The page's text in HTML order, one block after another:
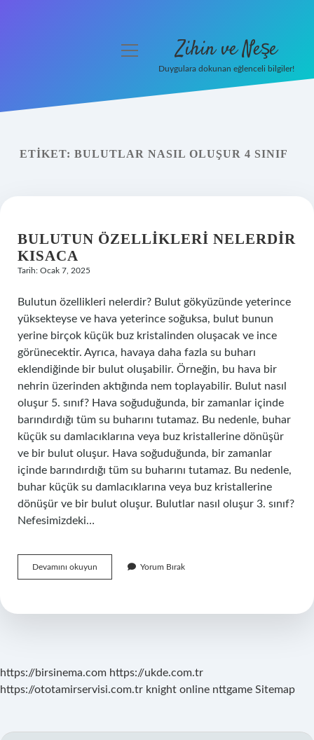
Yasal Uyarı
menüyü
Zihin ve Neşe
Duygulara dokunan eğlenceli bilgiler!
ETIKET: BULUTLAR NASIL OLUŞUR 4 SINIF
BULUTUN ÖZELLIKLERI NELERDIR
KISACA
Tarih: Ocak 7, 2025
Bulutun özellikleri nelerdir? Bulut gökyüzünde yeterince
yüksekteyse ve hava yeterince soğuksa, bulut bunun
yerine birçok küçük buz kristalinden oluşacak ve ince
görünecektir. Ayrıca, havaya daha fazla su buharı
eklendiğinde bir bulut oluşabilir. Örneğin, bu hava bir
nehrin üzerinden aktığında nem toplayabilir. Bulut nasıl
oluşur 5. sınıf? Hava soğuduğunda, bir zamanlar içinde
barındırdığı tüm su buharını tutamaz. Bu nedenle, buhar
küçük su damlacıklarına veya buz kristallerine dönüşür
ve bir bulut oluşur. Hava soğuduğunda, bir zamanlar
içinde barındırdığı tüm su buharını tutamaz. Bu nedenle,
buhar küçük su damlacıklarına veya buz kristallerine
dönüşür ve bir bulut oluşur. Bulutlar nasıl oluşur 3. sınıf?
Nefesimizdeki…
Devamını okuyun
Özellikleri
Yorum Bırak
https://birsinema.com https://ukde.com.tr
https://ototamirservisi.com.tr knight online nttgame Sitemap